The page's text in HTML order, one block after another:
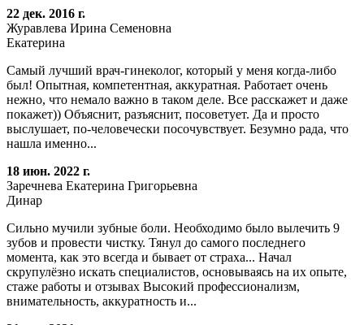
22 дек. 2016 г.
Журавлева Ирина Семеновна
Екатерина
Самый лучший врач-гинеколог, который у меня когда-либо
был! Опытная, компетентная, аккуратная. Работает очень
нежно, что немало важно в таком деле. Все расскажет и даже
покажет)) Объяснит, разъяснит, посоветует. Да и просто
выслушает, по-человечески посочувствует. Безумно рада, что
нашла именно...
18 июн. 2022 г.
Заречнева Екатерина Григорьевна
Динар
Сильно мучили зубные боли. Необходимо было вылечить 9
зубов и провести чистку. Тянул до самого последнего
момента, как это всегда и бывает от страха... Начал
скрупулёзно искать специалистов, основываясь на их опыте,
стаже работы и отзывах Высокий профессионализм,
внимательность, аккуратность и...